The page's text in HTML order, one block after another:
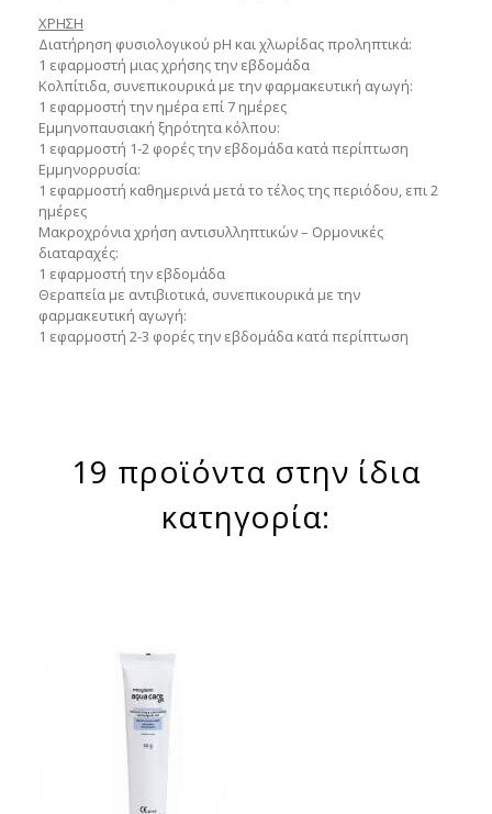
ΧΡΗΣΗ
Διατήρηση φυσιολογικού pH και χλωρίδας προληπτικά:
1 εφαρμοστή μιας χρήσης την εβδομάδα
Κολπίτιδα, συνεπικουρικά με την φαρμακευτική αγωγή:
1 εφαρμοστή την ημέρα επί 7 ημέρες
Εμμηνοπαυσιακή ξηρότητα κόλπου:
1 εφαρμοστή 1-2 φορές την εβδομάδα κατά περίπτωση
Εμμηνορρυσία:
1 εφαρμοστή καθημερινά μετά το τέλος της περιόδου, επι 2
ημέρες
Μακροχρόνια χρήση αντισυλληπτικών – Ορμονικές
διαταραχές:
1 εφαρμοστή την εβδομάδα
Θεραπεία με αντιβιοτικά, συνεπικουρικά με την
φαρμακευτική αγωγή:
1 εφαρμοστή 2-3 φορές την εβδομάδα κατά περίπτωση
19 προϊόντα στην ίδια
κατηγορία: